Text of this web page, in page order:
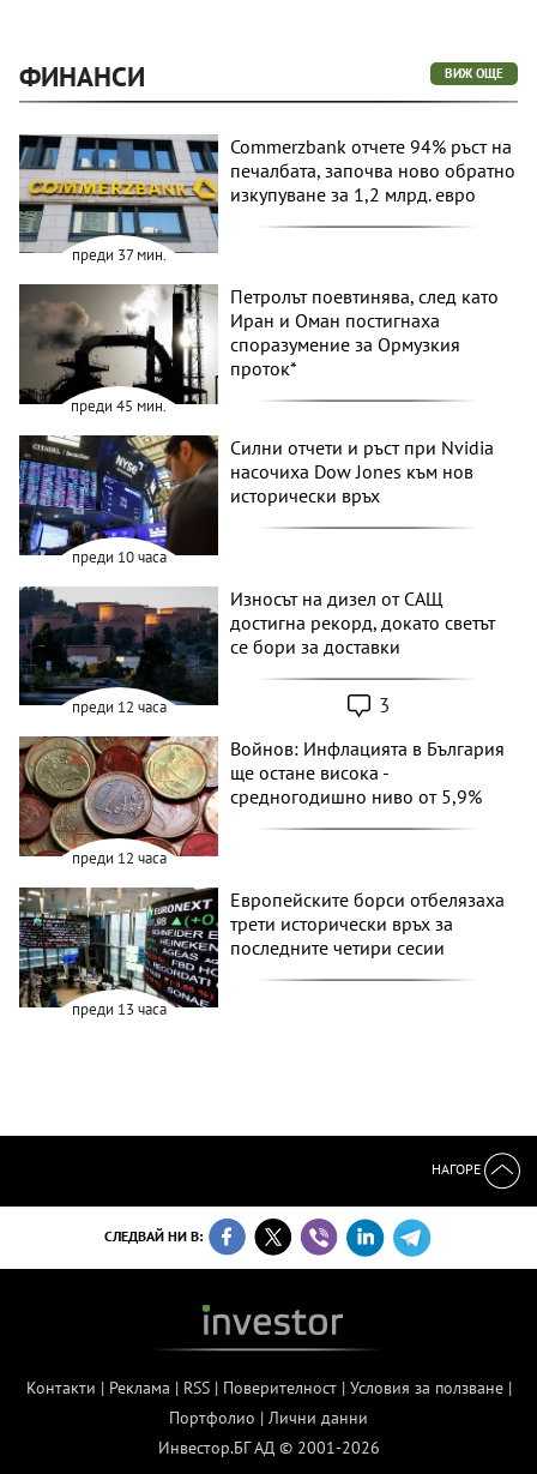
ФИНАНСИ ВИЖ ОЩЕ
преди 37 мин.
Commerzbank отчете 94% ръст на
печалбата, започва ново обратно
изкупуване за 1,2 млрд. евро
преди 45 мин.
Петролът поевтинява, след като
Иран и Оман постигнаха
споразумение за Ормузкия
проток*
преди 10 часа
Силни отчети и ръст при Nvidia
насочиха Dow Jones към нов
исторически връх
преди 12 часа
Износът на дизел от САЩ
достигна рекорд, докато светът
се бори за доставки
3
преди 12 часа
Войнов: Инфлацията в България
ще остане висока -
средногодишно ниво от 5,9%
преди 13 часа
Европейските борси отбелязаха
трети исторически връх за
последните четири сесии
НАГОРЕ
СЛЕДВАЙ НИ В:
Контакти | Реклама | RSS| Поверителност| Условия за ползване|
Портфолио | Лични данни
Инвестор.БГ АД © 2001-2026